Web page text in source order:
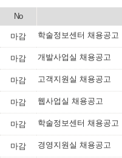
No
마감 학술정보센터 채용공고
마감 개발사업실 채용공고
마감 고객지원실 채용공고
마감 웹사업실 채용공고
마감 학술정보센터 채용공고
마감 경영지원실 채용공고